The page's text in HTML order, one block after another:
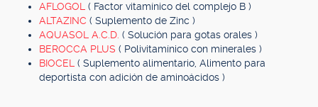
AFLOGOL ( Factor vitamínico del complejo B )
ALTAZINC ( Suplemento de Zinc )
AQUASOL A.C.D. ( Solución para gotas orales )
BEROCCA PLUS ( Polivitamínico con minerales )
BIOCEL ( Suplemento alimentario, Alimento para
deportista con adición de aminoácidos )